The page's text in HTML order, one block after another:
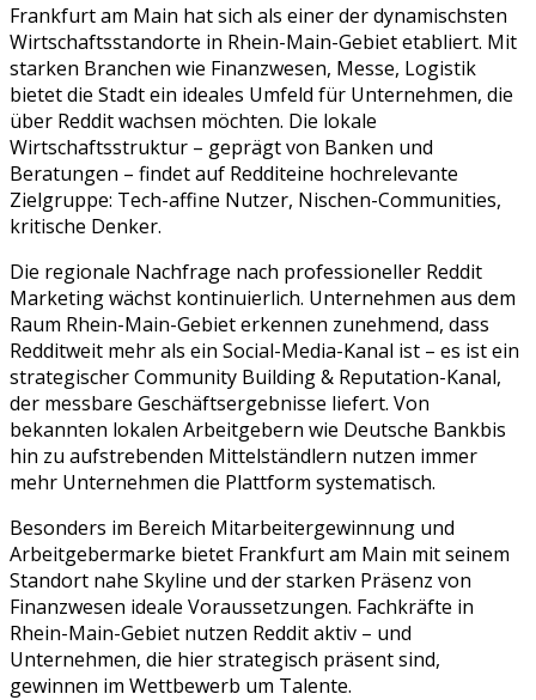
Frankfurt am Main hat sich als einer der dynamischsten
Wirtschaftsstandorte in Rhein-Main-Gebietetabliert. Mit
starken Branchen wie Finanzwesen, Messe, Logistik
bietet die Stadt ein ideales Umfeld für Unternehmen, die
über Redditwachsen möchten. Die lokale
Wirtschaftsstruktur – geprägt von Banken und
Beratungen – findet auf Redditeine hochrelevante
Zielgruppe: Tech-affine Nutzer, Nischen-Communities,
kritische Denker.
Die regionale Nachfrage nach professioneller Reddit
Marketingwächst kontinuierlich. Unternehmen aus dem
Raum Rhein-Main-Gebieterkennen zunehmend, dass
Redditweit mehr als ein Social-Media-Kanal ist – es ist ein
strategischerCommunity Building & Reputation-Kanal,
der messbare Geschäftsergebnisse liefert. Von
bekannten lokalen Arbeitgebern wie Deutsche Bankbis
hin zu aufstrebenden Mittelständlern nutzen immer
mehr Unternehmen die Plattform systematisch.
Besonders im Bereich Mitarbeitergewinnung und
Arbeitgebermarke bietet Frankfurt am Main mit seinem
Standort nahe Skyline und der starken Präsenz von
Finanzwesen ideale Voraussetzungen. Fachkräfte in
Rhein-Main-Gebiet nutzen Reddit aktiv – und
Unternehmen, die hier strategisch präsent sind,
gewinnen im Wettbewerb um Talente.